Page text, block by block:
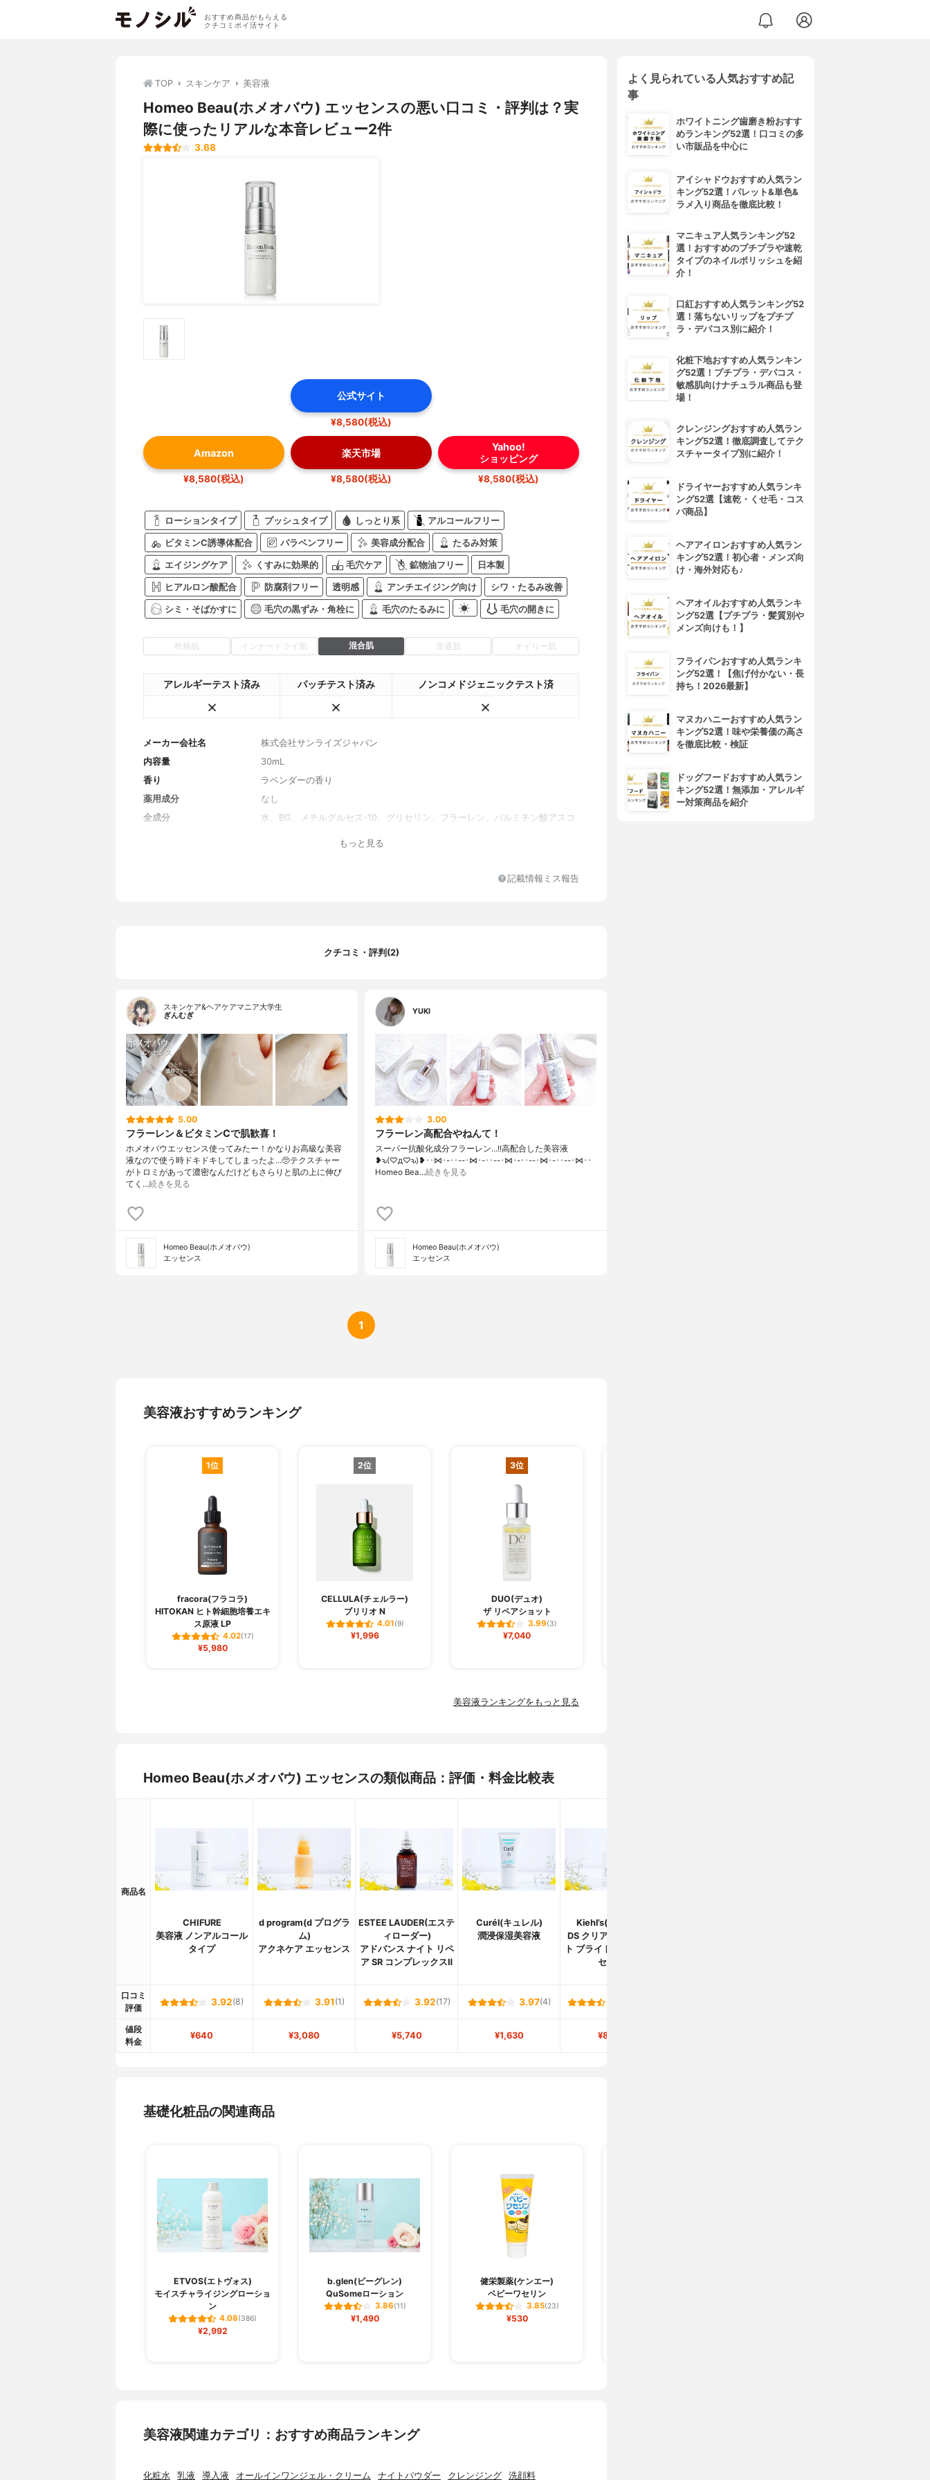
おすすめ商品がもらえる
クチコミポイ活サイト
TOP スキンケア 美容液
Homeo Beau(ホメオバウ) エッセンスの悪い口コミ・評判は？実
際に使ったリアルな本音レビュー2件
3.68
公式サイト
¥8,580(税込)
Amazon
¥8,580(税込)
楽天市場
¥8,580(税込)
Yahoo!
ショッピング
¥8,580(税込)
ローションタイプ プッシュタイプ しっとり系 アルコールフリー
ビタミンC誘導体配合 パラベンフリー 美容成分配合 たるみ対策
エイジングケア くすみに効果的 毛穴ケア 鉱物油フリー 日本製
ヒアルロン酸配合 防腐剤フリー 透明感 アンチエイジング向け シワ・たるみ改善
シミ・そばかすに 毛穴の黒ずみ・角栓に 毛穴のたるみに 毛穴の開きに
乾燥肌 インナードライ肌 混合肌 普通肌 オイリー肌
アレルギーテスト済み パッチテスト済み ノンコメドジェニックテスト済
メーカー会社名
株式会社サンライズジャパン
内容量
30mL
香り
ラベンダーの香り
薬用成分
なし
全成分
水、BG、メチルグルセス-10、グリセリン、フラーレン、パルミチン酸アスコ
ギニン、PCA-Na、加水分解酵母、加水分解 コラーゲン、セリン、グルタミン
ノース、 クエン酸、ソルビトール、水酸化Na、グリチルリチン酸2 K、セルロ
タノール、ラウロイルグルタミン酸ジ (フィトステリル/オクチルドデシル)、
もっと見る
記載情報ミス報告
クチコミ・評判(2)
スキンケア&ヘアケアマニア大学生
ぎんむぎ
5.00
フラーレン＆ビタミンCで肌歓喜！
ホメオバウエッセンス使ってみたー！かなりお高級な美容
液なので使う時ドキドキしてしまったよ…🥺テクスチャー
がトロミがあって濃密なんだけどもさらりと肌の上に伸び
てく…続きを見る
Homeo Beau(ホメオバウ)
エッセンス
YUKI
3.00
フラーレン高配合やねんて！
スーパー抗酸化成分フラーレン…!!高配合した美容液
❥ԅ(♡д♡ԅ)❥･･⋈･-･･--･⋈･-･･--･⋈･-･･--･⋈･-･･--･⋈･･
Homeo Bea…続きを見る
Homeo Beau(ホメオバウ)
エッセンス
1
美容液おすすめランキング
1位
fracora(フラコラ)
HITOKAN ヒト幹細胞培養エキ
ス原液 LP
4.02(17)
¥5,980
2位
CELLULA(チェルラー)
ブリリオ N
4.01(9)
¥1,996
3位
DUO(デュオ)
ザ リペアショット
3.99(3)
¥7,040
美容液ランキングをもっと見る
Homeo Beau(ホメオバウ) エッセンスの類似商品：評価・料金比較表
商品名
CHIFURE
美容液 ノンアルコール
タイプ
d program(d プログラ
ム)
アクネケア エッセンス
ESTEE LAUDER(エステ
ィローダー)
アドバンス ナイト リペ
ア SR コンプレックスⅡ
Curél(キュレル)
潤浸保湿美容液
Kiehl’s(キールズ)
DS クリアリー ホワイ
ト ブライトニング エッ
センス
口コミ
評価
3.92(8) 3.91 (1) 3.92(17) 3.97(4)
値段
料金
¥640 ¥3,080 ¥5,740 ¥1,630 ¥8,110
基礎化粧品の関連商品
ETVOS(エトヴォス)
モイスチャライジングローショ
ン
4.08(386)
¥2,992
b.glen(ビーグレン)
QuSomeローション
3.86(11)
¥1,490
健栄製薬(ケンエー)
ベビーワセリン
3.85(23)
¥530
美容液関連カテゴリ：おすすめ商品ランキング
化粧水 乳液 導入液 オールインワンジェル・クリーム ナイトパウダー クレンジング 洗顔料
よく見られている人気おすすめ記
事
ホワイトニング歯磨き粉おすす
めランキング52選！口コミの多
い市販品を中心に
アイシャドウおすすめ人気ラン
キング52選！パレット&単色&
ラメ入り商品を徹底比較！
マニキュア人気ランキング52
選！おすすめのプチプラや速乾
タイプのネイルポリッシュを紹
介！
口紅おすすめ人気ランキング52
選！落ちないリップをプチプ
ラ・デパコス別に紹介！
化粧下地おすすめ人気ランキン
グ52選！プチプラ・デパコス・
敏感肌向けナチュラル商品も登
場！
クレンジングおすすめ人気ラン
キング52選！徹底調査してテク
スチャータイプ別に紹介！
ドライヤーおすすめ人気ランキ
ング52選【速乾・くせ毛・コス
パ商品】
ヘアアイロンおすすめ人気ラン
キング52選！初心者・メンズ向
け・海外対応も♪
ヘアオイルおすすめ人気ランキ
ング52選【プチプラ・髪質別や
メンズ向けも！】
フライパンおすすめ人気ランキ
ング52選！【焦げ付かない・長
持ち！2026最新】
マヌカハニーおすすめ人気ラン
キング52選！味や栄養価の高さ
を徹底比較・検証
ドッグフードおすすめ人気ラン
キング52選！無添加・アレルギ
ー対策商品を紹介